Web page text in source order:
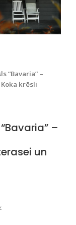
“Bavaria” –
krēsli
–
un